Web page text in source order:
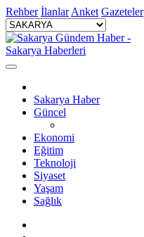
Rehber İlanlar Anket Gazeteler
Sakarya Haber
Güncel
Ekonomi
Eğitim
Teknoloji
Siyaset
Yaşam
Sağlık